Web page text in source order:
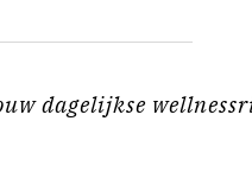
dagelijkse